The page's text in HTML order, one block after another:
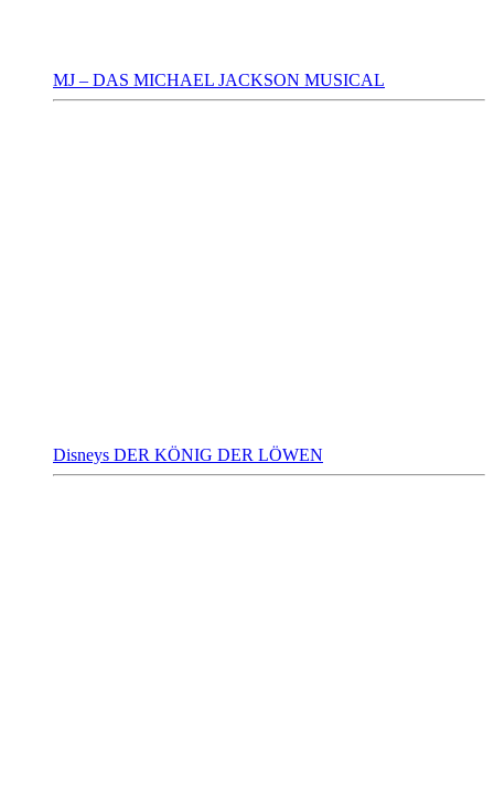
MJ – DAS MICHAEL JACKSON MUSICAL
Disneys DER KÖNIG DER LÖWEN